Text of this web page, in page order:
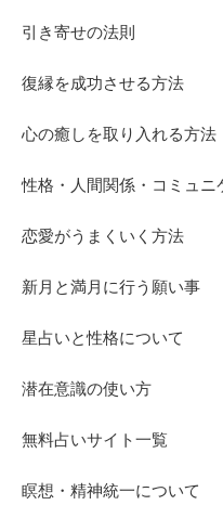
引き寄せの法則
復縁を成功させる方法
心の癒しを取り入れる方法
性格・人間関係・コミュニ
恋愛がうまくいく方法
新月と満月に行う願い事
星占いと性格について
潜在意識の使い方
無料占いサイト一覧
瞑想・精神統一について